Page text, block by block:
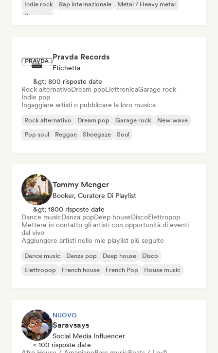
Indie rock
Rap internazionale
Metal / Heavy metal
Pop rock
Pravda Records
Etichetta
&gt; 800 risposte date
Rock alternativoDream popElettronicaGarage rock
Indie pop
Ingaggiare artisti o pubblicare la loro musica
Rock alternativo Dream pop Garage rock
New wave
Pop soul
Reggae Shoegaze Soul
Tommy Menger
Booker, Curatore Di Playlist
&gt; 1800 risposte date
Dance musicDanza popDeep houseDiscoElettropop
Mettere in contatto gli artisti con opportunità di eventi
dal vivo
Aggiungere artisti nelle mie playlist più seguite
Dance music Danza pop Deep house
Disco
Elettropop
French house French Pop House music
NUOVO
Saravsays
Social Media Influencer
< 100 risposte date